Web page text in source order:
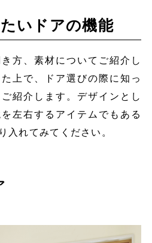
いドアの機能
方、素材についてご紹介し
上で、ドア選びの際に知っ
紹介します。デザインとし
左右するアイテムでもある
入れてみてください。